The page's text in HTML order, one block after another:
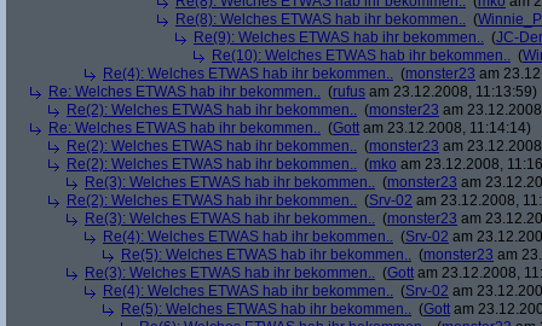
Re(8): Welches ETWAS hab ihr bekommen.. (
Re(9): Welches ETWAS hab ihr bekommen.. (JC-
Re(10): Welches ETWAS hab ihr bekommen.. (
Re(4): Welches ETWAS hab ihr bekommen.. (monster23 am
Re: Welches ETWAS hab ihr bekommen.. (rufus am 23.12.2008, 11:13:59)
Re(2): Welches ETWAS hab ihr bekommen.. (monster23 am
Re: Welches ETWAS hab ihr bekommen.. (Gott am 23.12.2008, 11:14:14)
Re(2): Welches ETWAS hab ihr bekommen.. (monster23 am
Re(2): Welches ETWAS hab ihr bekommen.. (mko am 23.12.2008,
Re(3): Welches ETWAS hab ihr bekommen.. (monster23 am
Re(2): Welches ETWAS hab ihr bekommen.. (Srv-02 am 23.12.2008,
Re(3): Welches ETWAS hab ihr bekommen.. (monster23 am
Re(4): Welches ETWAS hab ihr bekommen.. (Srv-02 am
Re(5): Welches ETWAS hab ihr bekommen.. (monster23 am
Re(3): Welches ETWAS hab ihr bekommen.. (Gott am 23.12.2008,
Re(4): Welches ETWAS hab ihr bekommen.. (Srv-02 am
Re(5): Welches ETWAS hab ihr bekommen.. (Gott am